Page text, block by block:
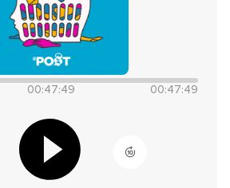
00:47:49 00:47:49